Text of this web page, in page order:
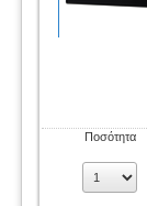
Ποσότητα